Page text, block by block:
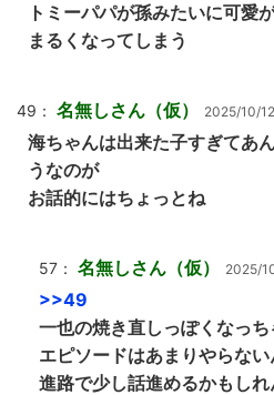
トミーパパが孫みたいに可愛
まるくなってしまう
49： 名無しさん（仮） 2025/10/
海ちゃんは出来た子すぎてあ
うなのが
お話的にはちょっとね
57： 名無しさん（仮） 2025/
>>49
一也の焼き直しっぽくなっ
エピソードはあまりやらな
進路で少し話進めるかもし